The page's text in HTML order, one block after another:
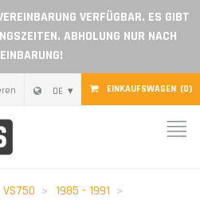
VERFÜGBAR. ES GIBT
ABHOLUNG NUR NACH
EINKAUFSWAGEN (0)
DE
VS750
1985 - 1991